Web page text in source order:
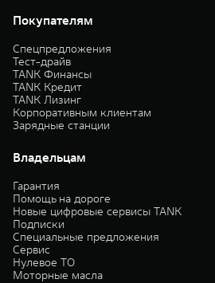
Покупателям
Спецпредложения
Тест-драйв
TANK Финансы
TANK Кредит
TANK Лизинг
Корпоративным клиентам
Зарядные станции
Владельцам
Гарантия
Помощь на дороге
Новые цифровые сервисы TANK
Подписки
Специальные предложения
Сервис
Нулевое ТО
Моторные масла